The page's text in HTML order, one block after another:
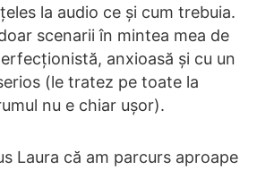
la audio ce și cum trebuia.
scenarii în mintea mea de
anxioasă și cu un
(le tratez pe toate la
nu e chiar ușor).
Laura că am parcurs aproape